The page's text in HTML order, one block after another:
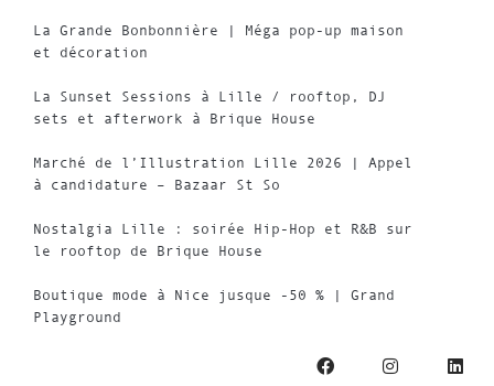
La Grande Bonbonnière | Méga pop-up maison
et décoration
La Sunset Sessions à Lille / rooftop, DJ
sets et afterwork à Brique House
Marché de l’Illustration Lille 2026 | Appel
à candidature – Bazaar St So
Nostalgia Lille : soirée Hip-Hop et R&B sur
le rooftop de Brique House
Boutique mode à Nice jusque -50 % | Grand
Playground